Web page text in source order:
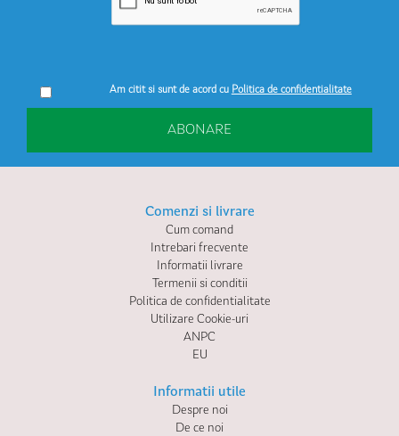
Am citit si sunt de acord cu Politica de confidentialitate
ABONARE
Comenzi si livrare
Cum comand
Intrebari frecvente
Informatii livrare
Termenii si conditii
Politica de confidentialitate
Utilizare Cookie-uri
ANPC
EU
Informatii utile
Despre noi
De ce noi